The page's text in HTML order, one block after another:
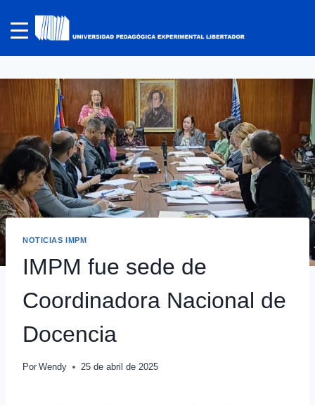
NOTICIAS IMPM
IMPM fue sede de
Coordinadora Nacional de
Docencia
Por Wendy 25 de abril de 2025